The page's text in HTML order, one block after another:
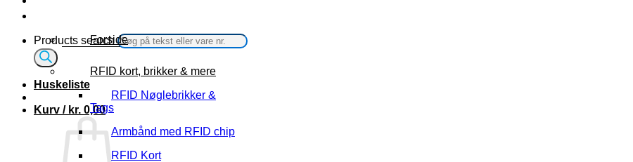
Products search
Huskeliste
Kurv / kr. 0,00
Forside
RFID kort, brikker & mere
RFID Nøglebrikker &
Tags
Armbånd med RFID chip
RFID Kort